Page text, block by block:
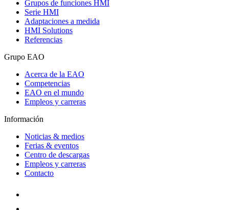
Grupos de funciones HMI
Serie HMI
Adaptaciones a medida
HMI Solutions
Referencias
Grupo EAO
Acerca de la EAO
Competencias
EAO en el mundo
Empleos y carreras
Información
Noticias & medios
Ferias & eventos
Centro de descargas
Empleos y carreras
Contacto